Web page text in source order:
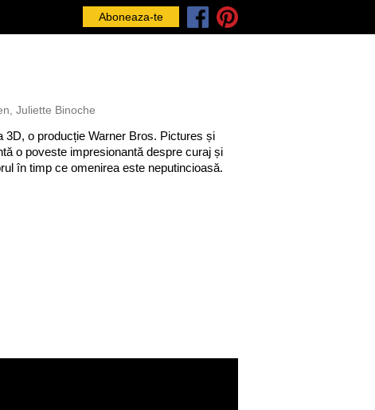
Aboneaza-te
Juliette Binoche
o producție Warner Bros. Pictures și
o poveste impresionantă despre curaj și
în timp ce omenirea este neputincioasă.